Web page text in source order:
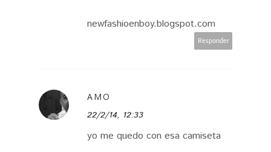
newfashioenboy.blogspot.com
Responder
AMO
22/2/14, 12:33
yo me quedo con esa camiseta